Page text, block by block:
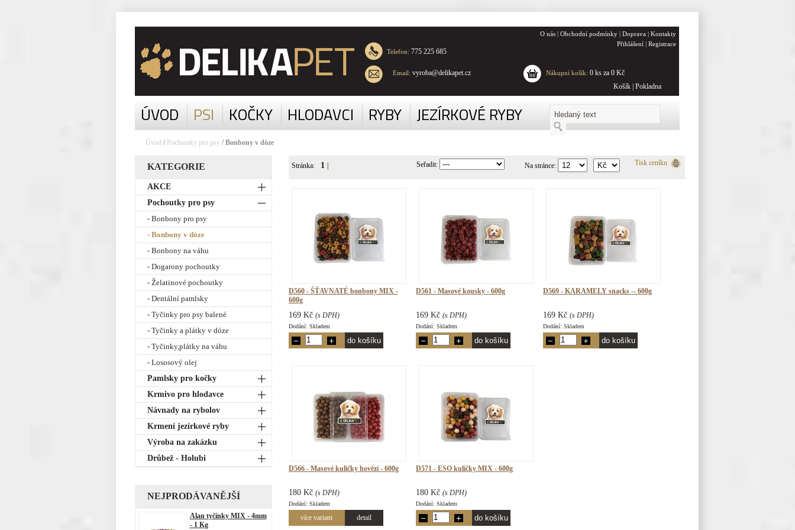
Telefon: 775 225 685
Email: vyroba@delikapet.cz
O nás | Obchodní podmínky | Doprava | Kontakty
Přihlášení | Registrace
Nákupní košík: 0 ks za 0 Kč
Košík
Pokladna
ÚVOD PSI KOČKY HLODAVCI RYBY JEZÍRKOVÉ RYBY
Úvod / Pochoutky pro psy / Bonbony v dóze
KATEGORIE
AKCE
Pochoutky pro psy
- Bonbony pro psy
- Bonbony v dóze
- Bonbony na váhu
- Dogarony pochoutky
- Želatinové pochoutky
- Dentální pamlsky
- Tyčinky pro psy balené
- Tyčinky a plátky v dóze
- Tyčinky,plátky na váhu
- Lososový olej
Pamlsky pro kočky
Krmivo pro hlodavce
Návnady na rybolov
Krmení jezírkové ryby
Výroba na zakázku
Drůbež - Holubi
NEJPRODÁVANĚJŠÍ
Alan tyčinky MIX - 4mm
- 1 Kg
Seřadit: Na stránce: Tisk ceníku
Stránka: 1
D560 - ŠŤAVNATÉ bonbony MIX -
600g
169 Kč (s DPH)
Dodání: Skladem
D561 - Masové kousky - 600g
169 Kč (s DPH)
Dodání: Skladem
D569 - KARAMELY snacks -- 600g
169 Kč (s DPH)
Dodání: Skladem
D566 - Masové kuličky hovězí - 600g
180 Kč (s DPH)
Dodání: Skladem
více variant detail
D571 - ESO kuličky MIX - 600g
180 Kč (s DPH)
Dodání: Skladem